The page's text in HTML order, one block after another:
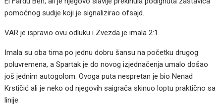
pomoćnog sudije koji je signalizirao ofsajd.
VAR je ispravio ovu odluku i Zvezda je imala 2:1.
Imala su oba tima po jednu dobru šansu na početku drugog
poluvremena, a Spartak je do novog izjednačenja umalo došao
još jednim autogolom. Ovoga puta nespretan je bio Nenad
Krstičić ali je neko od njegovih saigrača skinuo loptu praktično sa
linije.